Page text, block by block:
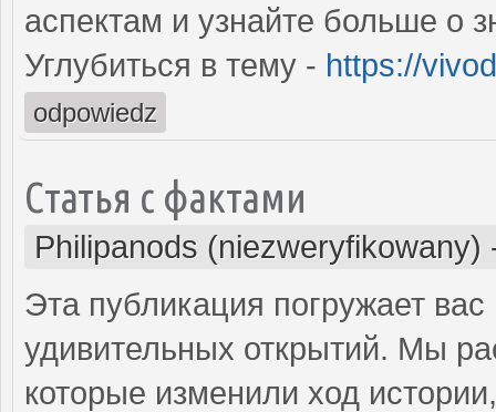
аспектам и узнайте больше о
Углубиться в тему - https://
odpowiedz
Статья с фактами
Philipanods (niezweryfikowany)
Эта публикация погружает
удивительных открытий. Мы
которые изменили ход